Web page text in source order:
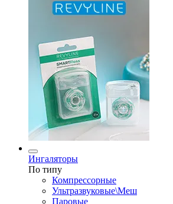
Ингаляторы
По типу
Компрессорные
Ультразвуковые\Меш
Паровые